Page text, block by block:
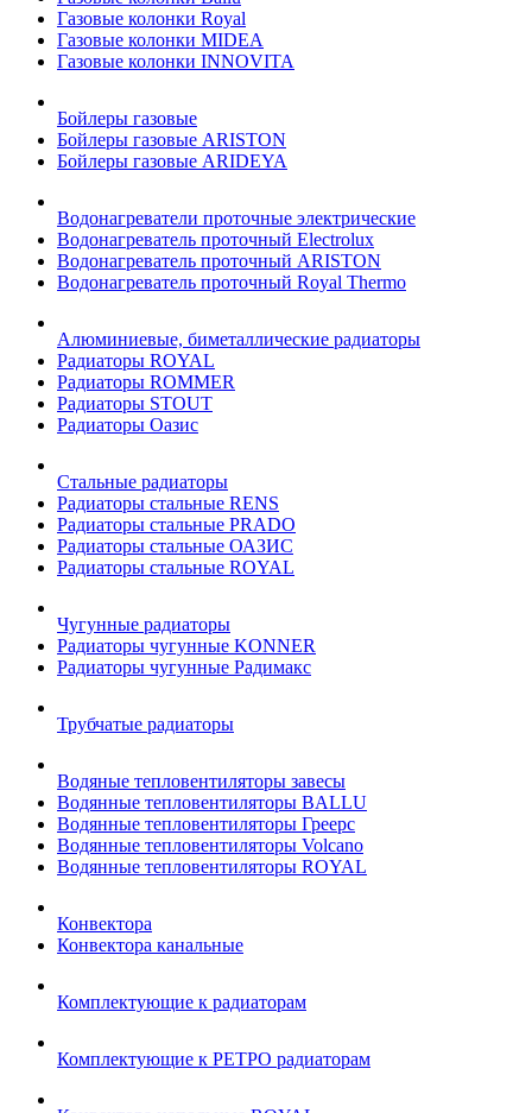
Газовые колонки Royal
Газовые колонки MIDEA
Газовые колонки INNOVITA
Бойлеры газовые
Бойлеры газовые ARISTON
Бойлеры газовые ARIDEYA
Водонагреватели проточные электрические
Водонагреватель проточный Electrolux
Водонагреватель проточный ARISTON
Водонагреватель проточный Royal Thermo
Алюминиевые, биметаллические радиаторы
Радиаторы ROYAL
Радиаторы ROMMER
Радиаторы STOUT
Радиаторы Оазис
Стальные радиаторы
Радиаторы стальные RENS
Радиаторы стальные PRADO
Радиаторы стальные ОАЗИС
Радиаторы стальные ROYAL
Чугунные радиаторы
Радиаторы чугунные KONNER
Радиаторы чугунные Радимакс
Трубчатые радиаторы
Водяные тепловентиляторы завесы
Водянные тепловентиляторы BALLU
Водянные тепловентиляторы Греерс
Водянные тепловентиляторы Volcano
Водянные тепловентиляторы ROYAL
Конвектора
Конвектора канальные
Комплектующие к радиаторам
Комплектующие к РЕТРО радиаторам